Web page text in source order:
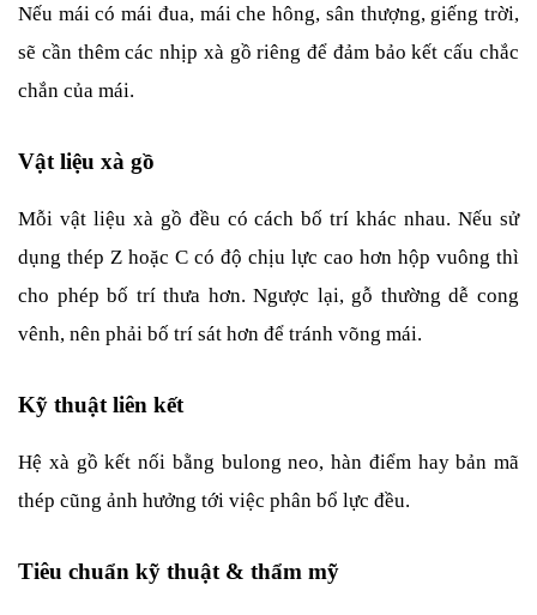
Nếu mái có mái đua, mái che hông, sân thượng, giếng trời,
sẽ cần thêm các nhịp xà gồ riêng để đảm bảo kết cấu chắc
chắn của mái.
Vật liệu xà gồ
Mỗi vật liệu xà gồ đều có cách bố trí khác nhau. Nếu sử
dụng thép Z hoặc C có độ chịu lực cao hơn hộp vuông thì
cho phép bố trí thưa hơn. Ngược lại, gỗ thường dễ cong
vênh, nên phải bố trí sát hơn để tránh võng mái.
Kỹ thuật liên kết
Hệ xà gồ kết nối bằng bulong neo, hàn điểm hay bản mã
thép cũng ảnh hưởng tới việc phân bổ lực đều.
Tiêu chuẩn kỹ thuật & thẩm mỹ